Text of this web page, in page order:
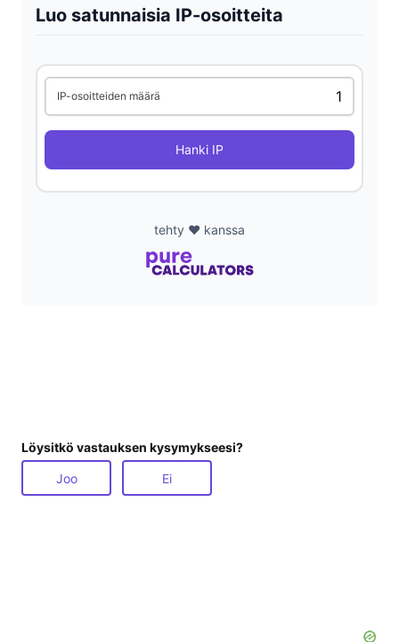
y
V
i
d
e
o
Luo satunnaisia IP-osoitteita
IP-osoitteiden määrä
Hanki IP
tehty ❤️ kanssa
Löysitkö vastauksen kysymykseesi?
Joo Ei